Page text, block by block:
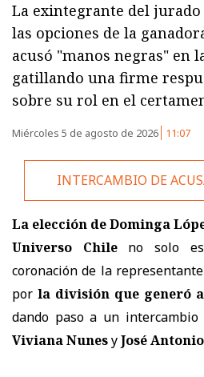
La exintegrante del
las opciones de la
acusó "manos negras" en
gatillando una firme
sobre su rol en el
Miércoles 5 de agosto de 2026 11:07
INTERCAMBIO DE
La elección de Dominga
Universo Chileno solo
coronación de la
por la división que generó
dando paso a un intercambio
Viviana NunesyJosé